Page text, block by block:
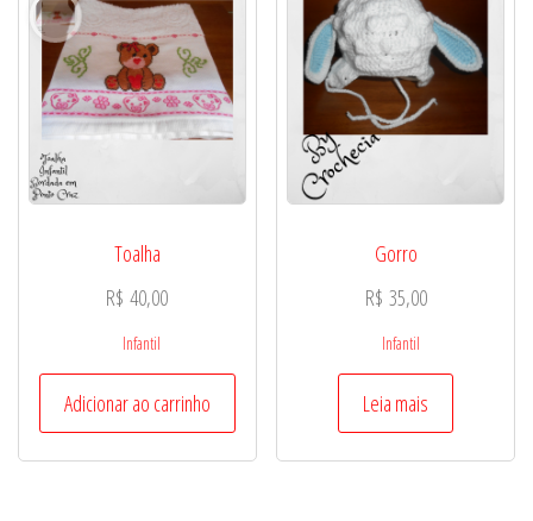
Toalha
R$ 40,00
Infantil
Adicionar ao carrinho
Gorro
R$ 35,00
Infantil
Leia mais